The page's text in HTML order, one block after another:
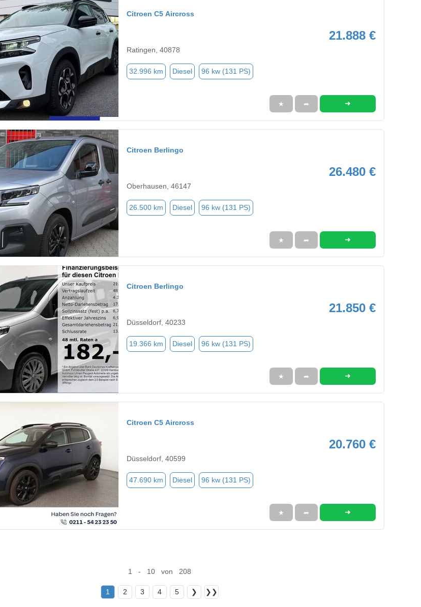
Citroen C5 Aircross
21.888 €
Ratingen, 40878
32.996 km Diesel 96 kw (131 PS)
★ ➦ ➜
Citroen Berlingo
26.480 €
Oberhausen, 46147
26.500 km Diesel 96 kw (131 PS)
★ ➦ ➜
Citroen Berlingo
21.850 €
Düsseldorf, 40233
19.366 km Diesel 96 kw (131 PS)
★ ➦ ➜
Citroen C5 Aircross
20.760 €
Düsseldorf, 40599
47.690 km Diesel 96 kw (131 PS)
★ ➦ ➜
1 - 10 von 208
1 2 3 4 5 ❯ ❯❯